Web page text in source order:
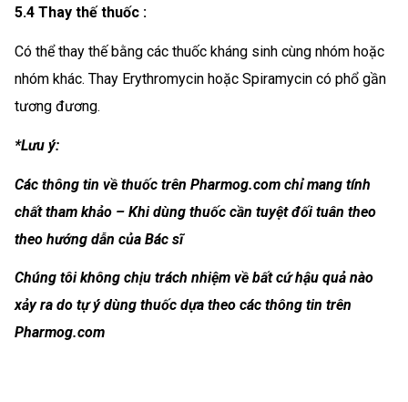
5.4 Thay thế thuốc :
Có thể thay thế bằng các thuốc kháng sinh cùng nhóm hoặc
nhóm khác. Thay Erythromycin hoặc Spiramycin có phổ gần
tương đương.
*Lưu ý:
Các thông tin về thuốc trên Pharmog.com chỉ mang tính
chất tham khảo – Khi dùng thuốc cần tuyệt đối tuân theo
theo hướng dẫn của Bác sĩ
Chúng tôi không chịu trách nhiệm về bất cứ hậu quả nào
xảy ra do tự ý dùng thuốc dựa theo các thông tin trên
Pharmog.com